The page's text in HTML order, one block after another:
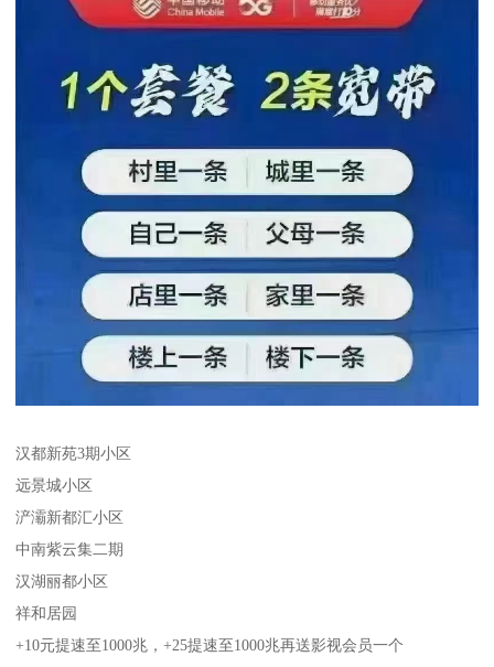
汉都新苑3期小区
远景城小区
浐灞新都汇小区
中南紫云集二期
汉湖丽都小区
祥和居园
+10元提速至1000兆，+25提速至1000兆再送影视会员一个